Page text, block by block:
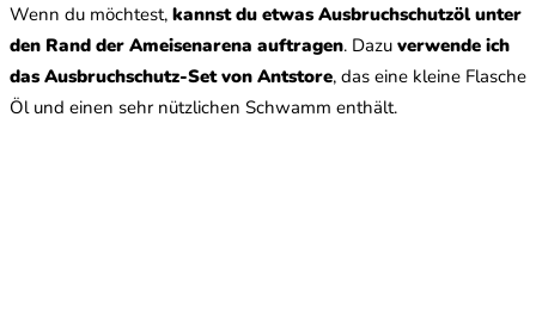
Wenn du möchtest, kannst du etwas Ausbruchschutzöl unter
den Rand der Ameisenarena auftragen. Dazu verwende ich
das Ausbruchschutz-Set von Antstore, das eine kleine Flasche
Öl und einen sehr nützlichen Schwamm enthält.